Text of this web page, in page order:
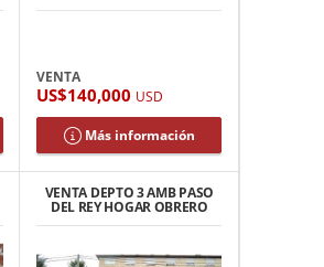
VENTA
US$140,000 USD
Más información
VENTA DEPTO 3 AMB PASO
DEL REY HOGAR OBRERO